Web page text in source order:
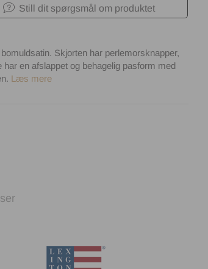
Still dit spørgsmål om produktet
Skjorten har perlemorsknapper,
en afslappet og behagelig pasform med
Læs mere